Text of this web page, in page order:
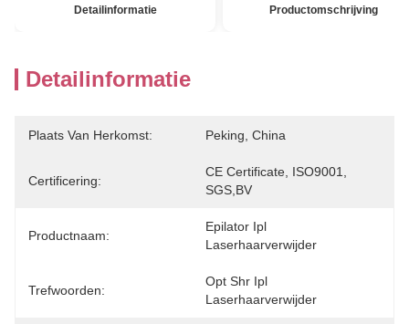
Detailinformatie Productomschrijving
Detailinformatie
Plaats Van Herkomst: Peking, China
Certificering:
CE Certificate, ISO9001,
SGS,BV
Productnaam:
Epilator Ipl
Laserhaarverwijder
Trefwoorden:
Opt Shr Ipl
Laserhaarverwijder